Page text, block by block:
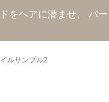
をヘアに潜ませ、 パ
ルサンプル2